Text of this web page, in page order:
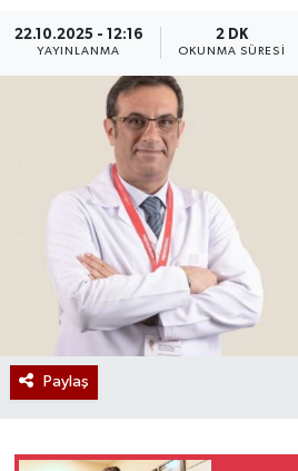
22.10.2025 - 12:16
YAYINLANMA
2 DK
OKUNMA SÜRESI
Paylaş